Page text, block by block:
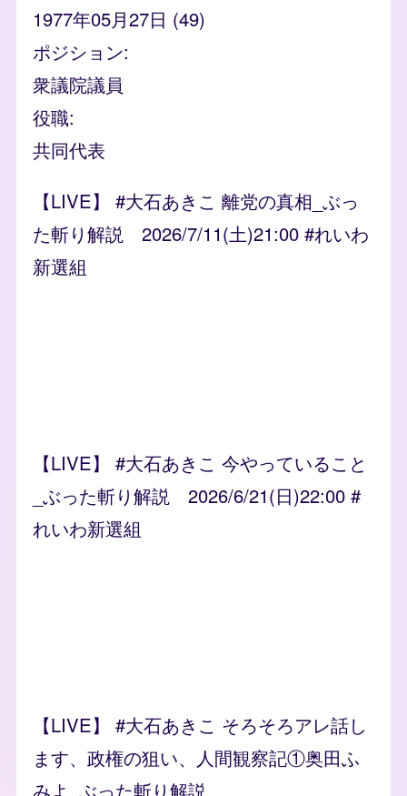
1977年05月27日 (49)
ポジション
衆議院議員
役職
共同代表
【LIVE】 #大石あきこ 離党の真相_ぶっ
た斬り解説 2026/7/11(土)21:00 #れいわ
新選組
【LIVE】 #大石あきこ 今やっていること
_ぶった斬り解説 2026/6/21(日)22:00 #
れいわ新選組
【LIVE】 #大石あきこ そろそろアレ話し
ます、政権の狙い、人間観察記①奥田ふ
みよ_ぶった斬り解説